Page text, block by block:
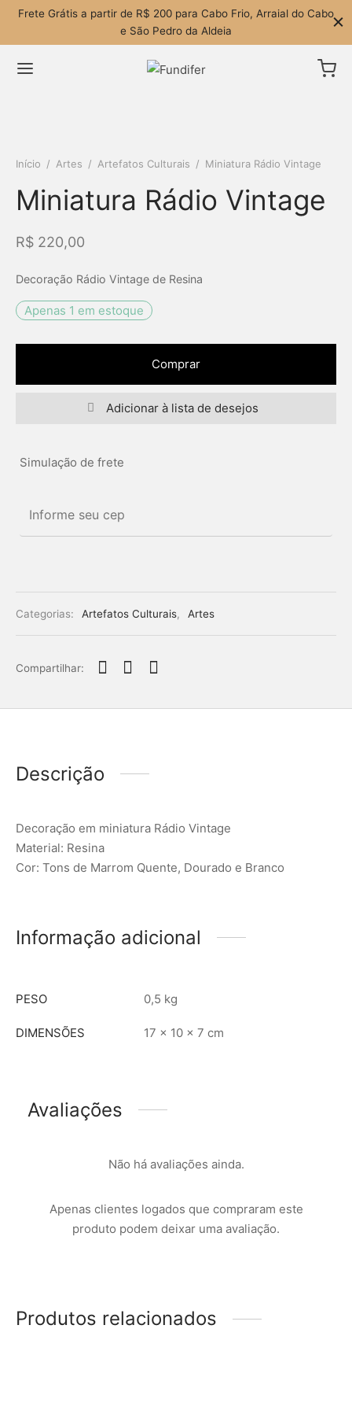
Frete Grátis a partir de R$ 200 para Cabo Frio, Arraial do Cabo
e São Pedro da Aldeia
Início / Artes / Artefatos Culturais / Miniatura Rádio Vintage
Miniatura Rádio Vintage
R$ 220,00
Decoração Rádio Vintage de Resina
Apenas 1 em estoque
Comprar
Adicionar à lista de desejos
Simulação de frete
Categorias: Artefatos Culturais, Artes
Compartilhar:
Descrição
Decoração em miniatura Rádio Vintage
Material: Resina
Cor: Tons de Marrom Quente, Dourado e Branco
Informação adicional
PESO 0,5 kg
DIMENSÕES 17 × 10 × 7 cm
Avaliações
Não há avaliações ainda.
Apenas clientes logados que compraram este
produto podem deixar uma avaliação.
Produtos relacionados